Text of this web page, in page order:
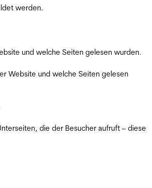
werden.
und welche Seiten gelesen wurden.
Website und welche Seiten gelesen
die der Besucher aufruft – diese